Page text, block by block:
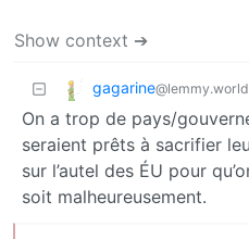
Show context ➔
gagarine@lemmy.world
On a trop de pays/
seraient prêts à sacrifier
sur l’autel des ÉU pour
soit malheureusement.